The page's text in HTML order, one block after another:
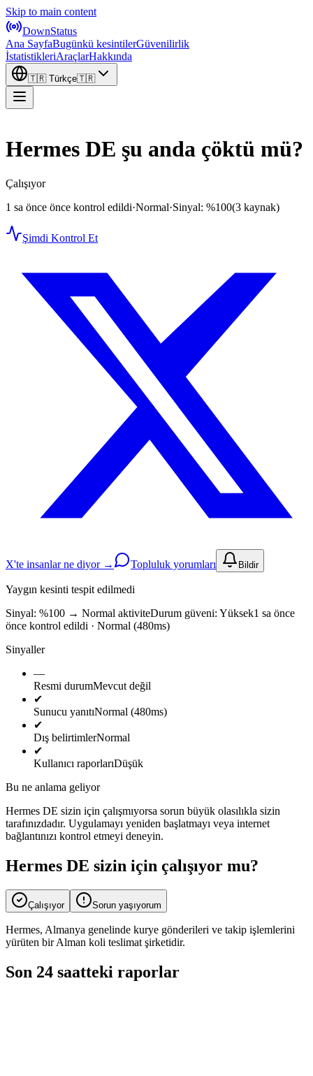
Skip to main content
DownStatus
Ana SayfaBugünkü kesintilerGüvenilirlik
İstatistikleriAraçlarHakkında
🇹🇷 Türkçe🇹🇷
Hermes DE şu anda çöktü mü?
Çalışıyor
1 sa önce önce kontrol edildi·Normal·Sinyal: %100(3 kaynak)
Şimdi Kontrol Et
X'te insanlar ne diyor → Topluluk yorumları Bildir
Yaygın kesinti tespit edilmedi
Sinyal: %100 → Normal aktiviteDurum güveni: Yüksek1 sa önce
önce kontrol edildi · Normal (480ms)
Sinyaller
—
Resmi durumMevcut değil
✔
Sunucu yanıtıNormal (480ms)
✔
Dış belirtimlerNormal
✔
Kullanıcı raporlarıDüşük
Bu ne anlama geliyor
Hermes DE sizin için çalışmıyorsa sorun büyük olasılıkla sizin
tarafınızdadır. Uygulamayı yeniden başlatmayı veya internet
bağlantınızı kontrol etmeyi deneyin.
Hermes DE sizin için çalışıyor mu?
Çalışıyor Sorun yaşıyorum
Hermes, Almanya genelinde kurye gönderileri ve takip işlemlerini
yürüten bir Alman koli teslimat şirketidir.
Son 24 saatteki raporlar